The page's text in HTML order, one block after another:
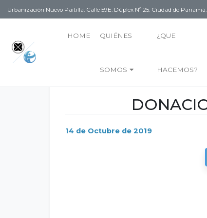
Urbanización Nuevo Paitilla. Calle 59E. Dúplex Nº 25. Ciudad de Panamá.
HOME QUIÉNES
SOMOS
¿QUE
HACEMOS?
14 de Octubre de 2019